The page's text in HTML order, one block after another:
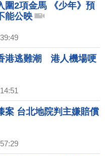
圍2項金馬 《少年》預
能公映
港逃難潮 港人機場哽
案 台北地院判主嫌賠償